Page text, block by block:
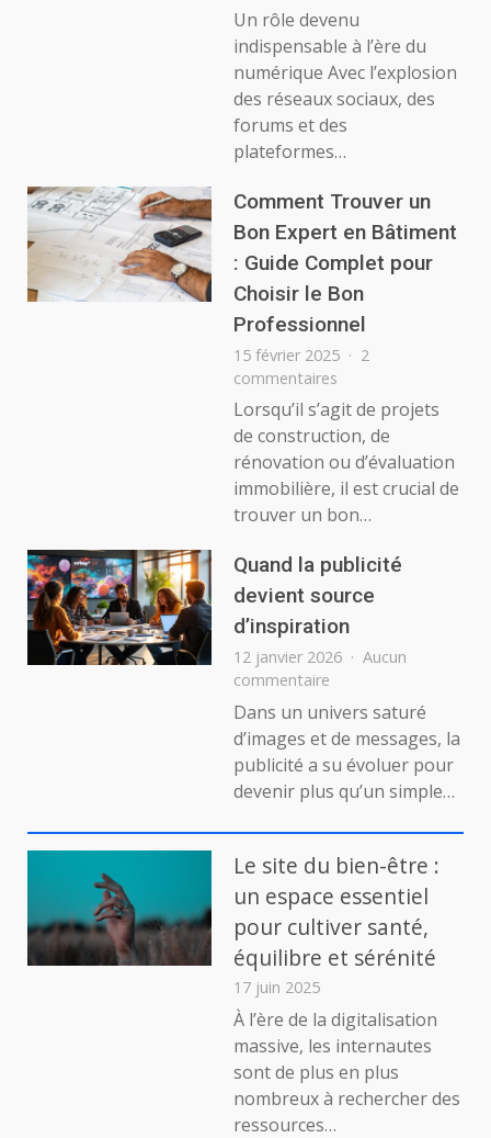
modérateur
de
l’information
sur
le
web
garant
l’équilibre
entre
liberté
responsabilité
numérique
Un rôle devenu
indispensable à l’ère du
numérique Avec l’explosion
des réseaux sociaux, des
forums et des
plateformes…
Comment Trouver un
Bon Expert en Bâtiment
: Guide Complet pour
Choisir le Bon
Professionnel
15 février 2025
2
commentaires
Comment
Trouver
un
Bon
Expert
en
:
Complet
pour
Choisir
Professionnel
Lorsqu’il s’agit de projets
de construction, de
rénovation ou d’évaluation
immobilière, il est crucial de
trouver un bon…
Quand la publicité
devient source
d’inspiration
12 janvier 2026
Aucun
commentaire
Quand
la
publicité
devient
source
Dans un univers saturé
d’images et de messages, la
publicité a su évoluer pour
devenir plus qu’un simple…
Le site du bien-être :
un espace essentiel
pour cultiver santé,
équilibre et sérénité
17 juin 2025
À l’ère de la digitalisation
massive, les internautes
sont de plus en plus
nombreux à rechercher des
ressources…